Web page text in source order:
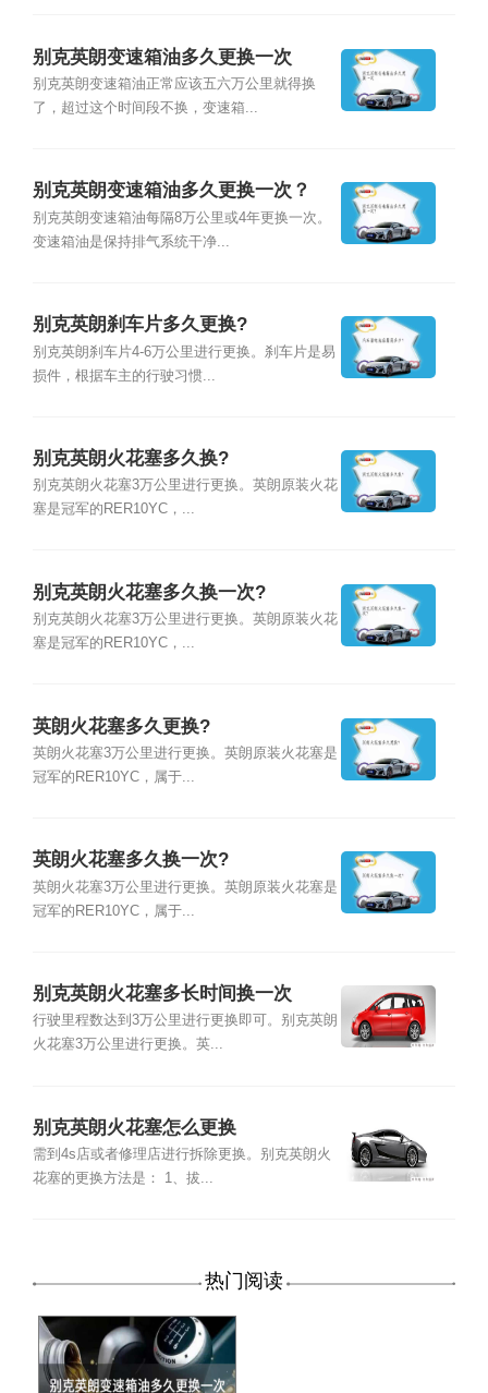
别克英朗变速箱油多久更换一次
别克英朗变速箱油正常应该五六万公里就得换
了，超过这个时间段不换，变速箱...
别克英朗变速箱油多久更换一次？
别克英朗变速箱油每隔8万公里或4年更换一次。
变速箱油是保持排气系统干净...
别克英朗刹车片多久更换?
别克英朗刹车片4-6万公里进行更换。刹车片是易
损件，根据车主的行驶习惯...
别克英朗火花塞多久换?
别克英朗火花塞3万公里进行更换。英朗原装火花
塞是冠军的RER10YC，...
别克英朗火花塞多久换一次?
别克英朗火花塞3万公里进行更换。英朗原装火花
塞是冠军的RER10YC，...
英朗火花塞多久更换?
英朗火花塞3万公里进行更换。英朗原装火花塞是
冠军的RER10YC，属于...
英朗火花塞多久换一次?
英朗火花塞3万公里进行更换。英朗原装火花塞是
冠军的RER10YC，属于...
别克英朗火花塞多长时间换一次
行驶里程数达到3万公里进行更换即可。别克英朗
火花塞3万公里进行更换。英...
别克英朗火花塞怎么更换
需到4s店或者修理店进行拆除更换。别克英朗火
花塞的更换方法是： 1、拔...
热门阅读